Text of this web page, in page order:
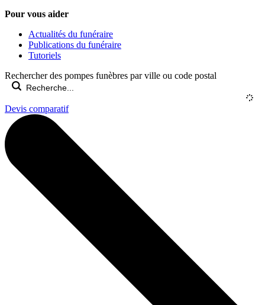
Pour vous aider
Actualités du funéraire
Publications du funéraire
Tutoriels
Rechercher des pompes funèbres par ville ou code postal
Devis comparatif